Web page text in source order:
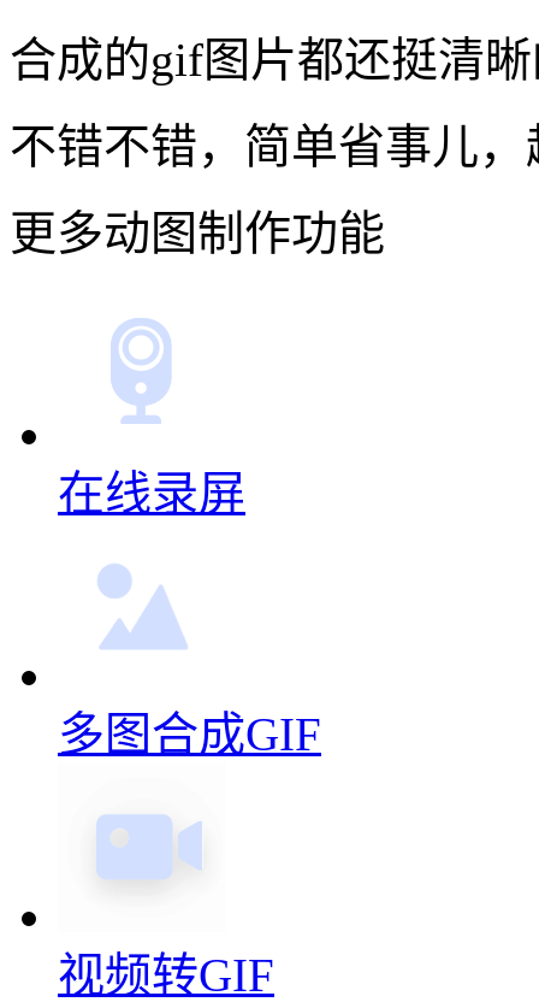
合成的gif图片都还挺清
不错不错，简单省事儿
更多动图制作功能
在线录屏
多图合成GIF
视频转GIF